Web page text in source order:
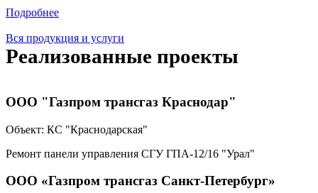
Подробнее
Вся продукция и услуги
Реализованные проекты
ООО "Газпром трансгаз Краснодар"
Объект: КС "Краснодарская"
Ремонт панели управления СГУ ГПА-12/16 "Урал"
ООО «Газпром трансгаз Санкт-Петербург»